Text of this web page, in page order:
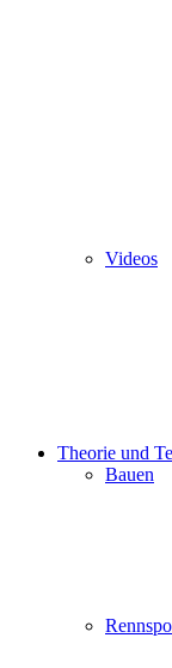
Videos
Theorie und
Bauen